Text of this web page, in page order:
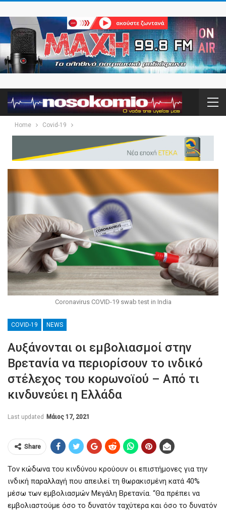
Home Covid-19
Coronavirus COVID-19 swab test in India
COVID-19 NEWS
Αυξάνονται οι εμβολιασμοί στην
Βρετανία να περιορίσουν το ινδικό
στέλεχος του κορωνοϊού – Από τι
κινδυνεύει η Ελλάδα
Last updated Μάιος 17, 2021
Share
Τον κώδωνα του κινδύνου κρούουν οι επιστήμονες για την
ινδική παραλλαγή που απειλεί τη θωρακισμένη κατά 40%
μέσω των εμβολιασμών Μεγάλη Βρετανία. “Θα πρέπει να
εμβολιαστούμε όσο το δυνατόν ταχύτερα και όσο το δυνατόν